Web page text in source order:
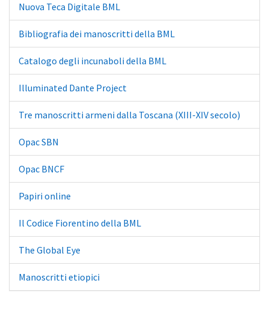
Nuova Teca Digitale BML
Bibliografia dei manoscritti della BML
Catalogo degli incunaboli della BML
Illuminated Dante Project
Tre manoscritti armeni dalla Toscana (XIII-XIV secolo)
Opac SBN
Opac BNCF
Papiri online
Il Codice Fiorentino della BML
The Global Eye
Manoscritti etiopici